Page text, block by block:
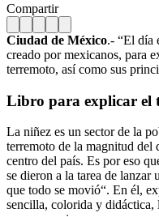
Compartir
Ciudad de México.- “El día
creado por mexicanos, para
terremoto, así como sus
Libro para explicar el
La niñez es un sector de la
terremoto de la magnitud del
centro del país. Es por eso
se dieron a la tarea de lanzar
que todo se movió“. En él,
sencilla, colorida y didáctica,